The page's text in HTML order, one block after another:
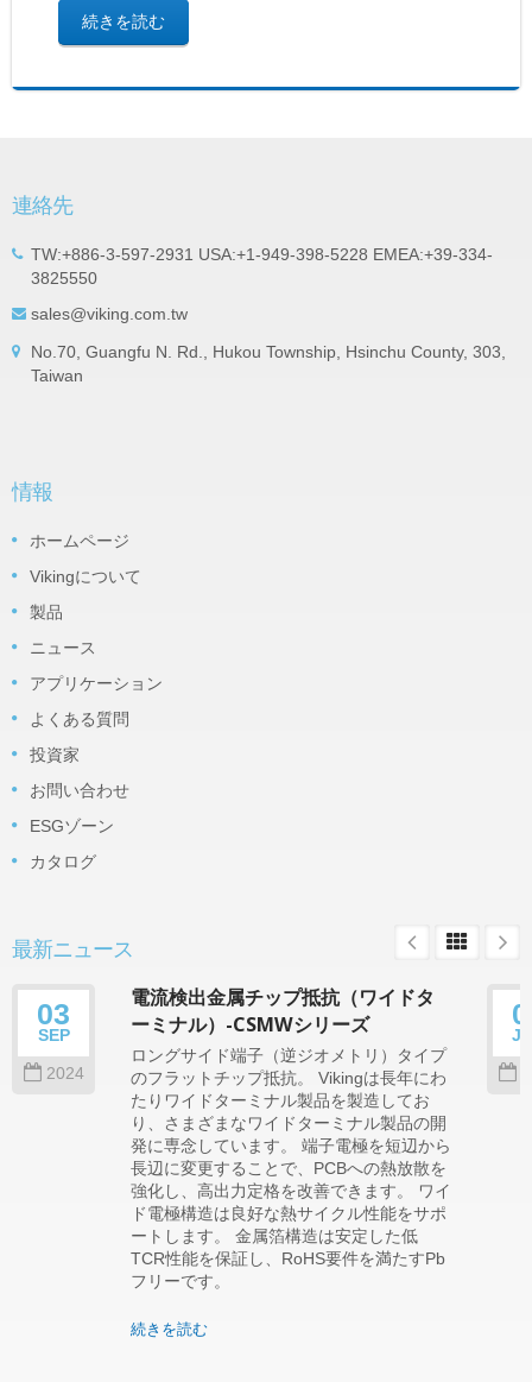
続きを読む
連絡先
TW:+886-3-597-2931 USA:+1-949-398-5228 EMEA:+39-334-
3825550
sales@viking.com.tw
No.70, Guangfu N. Rd., Hukou Township, Hsinchu County, 303,
Taiwan
情報
ホームページ
Vikingについて
製品
ニュース
アプリケーション
よくある質問
投資家
お問い合わせ
ESGゾーン
カタログ
最新ニュース
03
SEP
2024
電流検出金属チップ抵抗（ワイドタ
ーミナル）-CSMWシリーズ
ロングサイド端子（逆ジオメトリ）タイプ
のフラットチップ抵抗。 Vikingは長年にわ
たりワイドターミナル製品を製造してお
り、さまざまなワイドターミナル製品の開
発に専念しています。 端子電極を短辺から
長辺に変更することで、PCBへの熱放散を
強化し、高出力定格を改善できます。 ワイ
ド電極構造は良好な熱サイクル性能をサポ
ートします。 金属箔構造は安定した低
TCR性能を保証し、RoHS要件を満たすPb
フリーです。
続きを読む